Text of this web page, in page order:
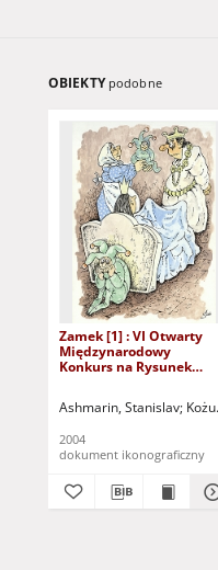
OBIEKTY podobne
Zamek [1] : VI Otwarty
Międzynarodowy
Konkurs na Rysunek
Ashmarin, Stanislav
2004
dokument ikonograficzny